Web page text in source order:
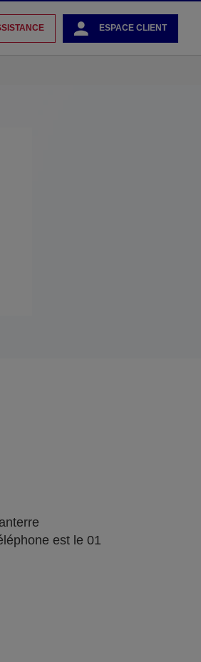
ESPACE CLIENT
est le 01